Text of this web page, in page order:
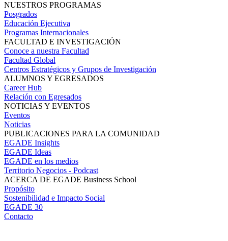
NUESTROS PROGRAMAS
Posgrados
Educación Ejecutiva
Programas Internacionales
FACULTAD E INVESTIGACIÓN
Conoce a nuestra Facultad
Facultad Global
Centros Estratégicos y Grupos de Investigación
ALUMNOS Y EGRESADOS
Career Hub
Relación con Egresados
NOTICIAS Y EVENTOS
Eventos
Noticias
PUBLICACIONES PARA LA COMUNIDAD
EGADE Insights
EGADE Ideas
EGADE en los medios
Territorio Negocios - Podcast
ACERCA DE EGADE Business School
Propósito
Sostenibilidad e Impacto Social
EGADE 30
Contacto